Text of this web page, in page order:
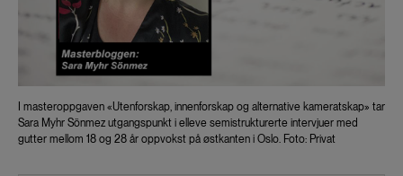
I masteroppgaven «Utenforskap, innenforskap og alternative kameratskap» tar
Sara Myhr Sönmez utgangspunkt i elleve semistrukturerte intervjuer med
gutter mellom 18 og 28 år oppvokst på østkanten i Oslo. Foto: Privat